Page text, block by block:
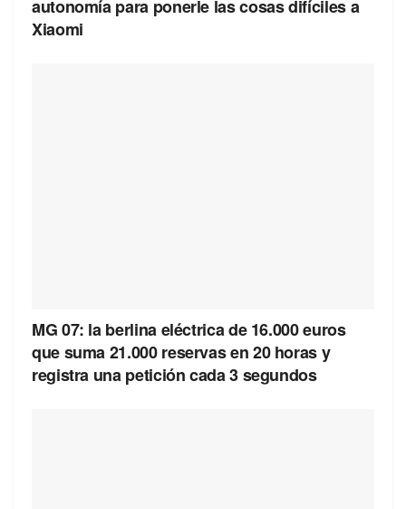
autonomía para ponerle las cosas difíciles a
Xiaomi
MG 07: la berlina eléctrica de 16.000 euros
que suma 21.000 reservas en 20 horas y
registra una petición cada 3 segundos